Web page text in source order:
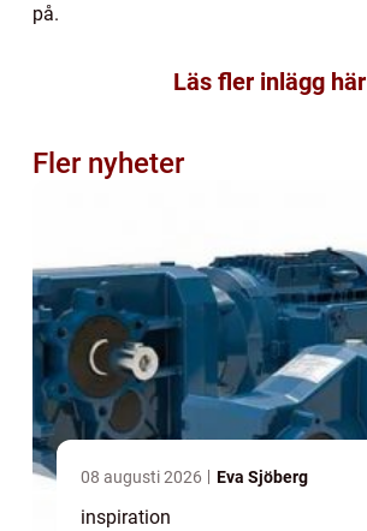
på.
Läs fler inlägg här
Fler nyheter
08 augusti 2026 Eva Sjöberg
inspiration